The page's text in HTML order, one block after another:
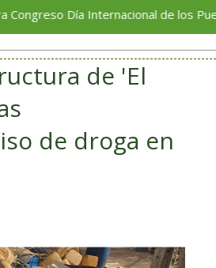
Internacional de los Pueblos
de 'El
de droga en